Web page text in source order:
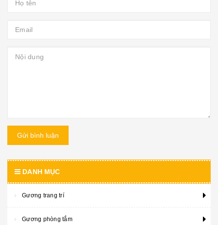
Gửi bình luận
DANH MỤC
Gương trang trí
Gương phòng tắm